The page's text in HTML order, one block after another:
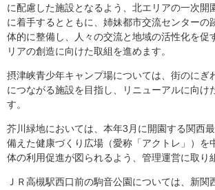
に配慮した施設となるよう、北エリアの一次開
に着手するとともに、姉妹都市交流センターの
体的に整備し、人々の交流と地域の活性化を促
リアの創造に向けた取組を進めます。
摂津峡青少年キャンプ場については、街のにぎ
につながる施設を目指し、リニューアルに向け
す。
芥川緑地においては、本年3月に開園する関西
備えた健康づくり広場（愛称「アクトレ」）を
体の利用促進が図られるよう、管理運営に取り
ＪＲ高槻駅西口前の駒音公園については、新関